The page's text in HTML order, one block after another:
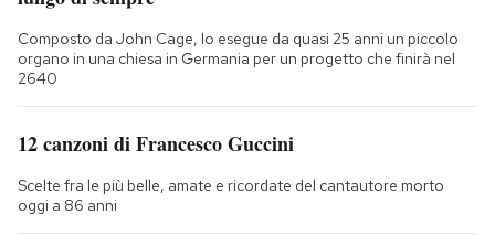
Composto da John Cage, lo esegue da quasi 25 anni un piccolo
organo in una chiesa in Germania per un progetto che finirà nel
2640
12 canzoni di Francesco Guccini
Scelte fra le più belle, amate e ricordate del cantautore morto
oggi a 86 anni